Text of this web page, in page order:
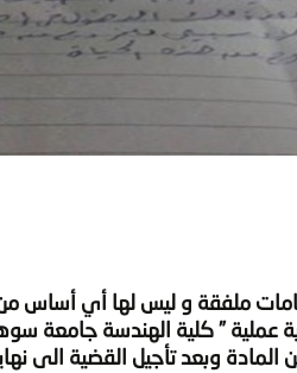
ملفقة و ليس لها أي أساس
عملية ” كلية الهندسة جامعة
ولابد من حضور الجزء العملي الذي يمثل 40%من المادة